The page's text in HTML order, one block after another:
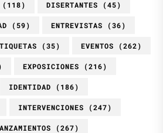
(118) DISERTANTES (45)
(59) ENTREVISTAS (36)
ETIQUETAS (35) EVENTOS (262)
EXPOSICIONES (216)
IDENTIDAD (186)
INTERVENCIONES (247)
LANZAMIENTOS (267)